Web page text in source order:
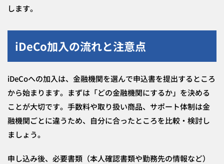
します。
iDeCo加入の流れと注意点
iDeCoへの加入は、金融機関を選んで申込書を提出するところ
から始まります。まずは「どの金融機関にするか」を決める
ことが大切です。手数料や取り扱い商品、サポート体制は金
融機関ごとに違うため、自分に合ったところを比較・検討し
ましょう。
申し込み後、必要書類（本人確認書類や勤務先の情報など）